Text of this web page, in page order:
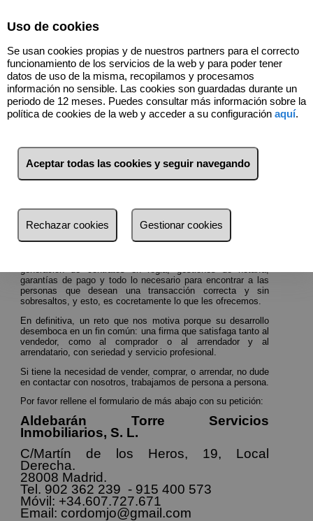
Vender, Comprar y Alquilar
casa en Madrid
El gran proyecto de gestionar su inmueble
tanto para Vd. como para nosotros. Implica un estudio de
mercado, la fijación de un precio de salida al mercado acorde
generación de contratos en regla, gestiones de notaría,
garantías de pago y todo lo necesario para encontrar a las
personas que desean una transacción correcta y sin
sobresaltos, y esto, es cocretamente lo que les ofrecemos.
En definitiva, un reto que nos motiva porque su desarrollo
desemboca en un fin común: una firma que satisfaga tanto al
vendedor, como al comprador o al arrendador y al
arrendatario, con seriedad y servicio profesional.
Si tiene la necesidad de vender, comprar, o arrendar, no dude
en contactar con nosotros, trabajamos de persona a persona.
Por favor rellene el formulario de más abajo con su petición:
Aldebarán Torre Servicios
Inmobiliarios, S. L.
C/Martín de los Heros, 19, Local
Derecha.
28008 Madrid.
Tel. 902 362 239 - 915 400 573
Móvil: +34.607.727.671
Email: cordomjo@gmail.com
Uso de cookies
Se usan cookies propias y de nuestros partners para el correcto
funcionamiento de los servicios de la web y para poder tener
datos de uso de la misma, recopilamos y procesamos
información no sensible. Las cookies son guardadas durante un
periodo de 12 meses. Puedes consultar más información sobre la
política de cookies de la web y acceder a su configuración aquí.
Aceptar todas las cookies y seguir navegando
Rechazar cookies Gestionar cookies